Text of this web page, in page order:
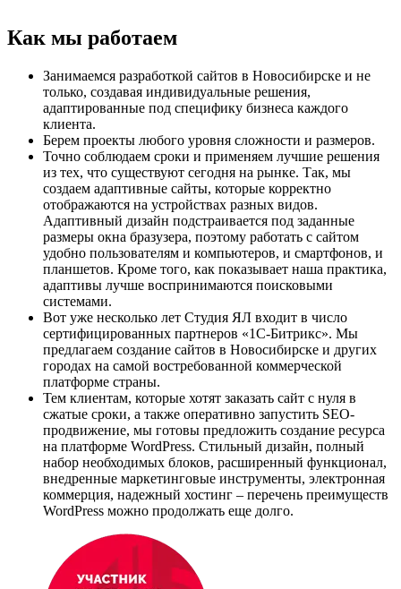
Как мы работаем
Занимаемся разработкой сайтов в Новосибирске и не
только, создавая индивидуальные решения,
адаптированные под специфику бизнеса каждого
клиента.
Берем проекты любого уровня сложности и размеров.
Точно соблюдаем сроки и применяем лучшие решения
из тех, что существуют сегодня на рынке. Так, мы
создаем адаптивные сайты, которые корректно
отображаются на устройствах разных видов.
Адаптивный дизайн подстраивается под заданные
размеры окна бразузера, поэтому работать с сайтом
удобно пользователям и компьютеров, и смартфонов, и
планшетов. Кроме того, как показывает наша практика,
адаптивы лучше воспринимаются поисковыми
системами.
Вот уже несколько лет Студия ЯЛ входит в число
сертифицированных партнеров «1С-Битрикс». Мы
предлагаем создание сайтов в Новосибирске и других
городах на самой востребованной коммерческой
платформе страны.
Тем клиентам, которые хотят заказать сайт с нуля в
сжатые сроки, а также оперативно запустить SEO-
продвижение, мы готовы предложить создание ресурса
на платформе WordPress. Стильный дизайн, полный
набор необходимых блоков, расширенный функционал,
внедренные маркетинговые инструменты, электронная
коммерция, надежный хостинг – перечень преимуществ
WordPress можно продолжать еще долго.